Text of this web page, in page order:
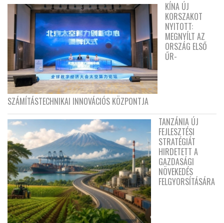
KÍNA ÚJ
KORSZAKOT
NYITOTT:
MEGNYÍLT AZ
ORSZÁG ELSŐ
ŰR-
SZÁMÍTÁSTECHNIKAI INNOVÁCIÓS KÖZPONTJA
TANZÁNIA ÚJ
FEJLESZTÉSI
STRATÉGIÁT
HIRDETETT A
GAZDASÁGI
NÖVEKEDÉS
FELGYORSÍTÁSÁRA